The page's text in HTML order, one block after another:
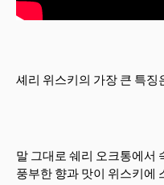
셰리 위스키의 가장 큰 특징
말 그대로 쉐리 오크통에서
풍부한 향과 맛이 위스키에